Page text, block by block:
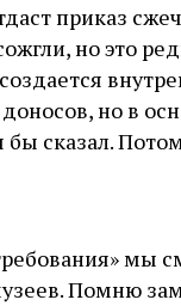
приказ
но это
но в
сказал.
мы
Помню